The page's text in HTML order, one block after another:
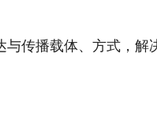
传播载体、方式，